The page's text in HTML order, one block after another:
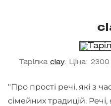
Тарілка clay. Ціна:
"Про прості речі, які з
сімейних традицій. Речі,